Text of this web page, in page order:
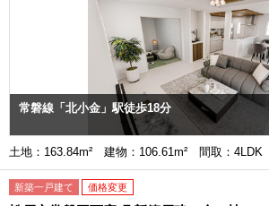
常磐線「北小金」駅徒歩18分
土地：163.84m² 建物：106.61m² 間取：4LDK
新築一戸建て 価格変更